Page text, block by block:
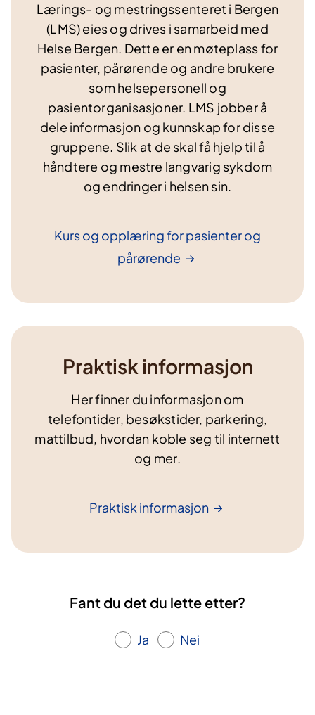
i
d
e
Lærings- og mestringssenteret i Bergen
(LMS) eies og drives i samarbeid med
Helse Bergen. Dette er en møteplass for
pasienter, pårørende og andre brukere
som helsepersonell og
pasientorganisasjoner. LMS jobber å
dele informasjon og kunnskap for disse
gruppene. Slik at de skal få hjelp til å
håndtere og mestre langvarig sykdom
og endringer i helsen sin.
Kurs og opplæring for pasienter og
pårørende
Praktisk informasjon
Her finner du informasjon om
telefontider, besøkstider, parkering,
mattilbud, hvordan koble seg til internett
og mer.
Praktisk informasjon
Fant du det du lette etter?
Ja Nei